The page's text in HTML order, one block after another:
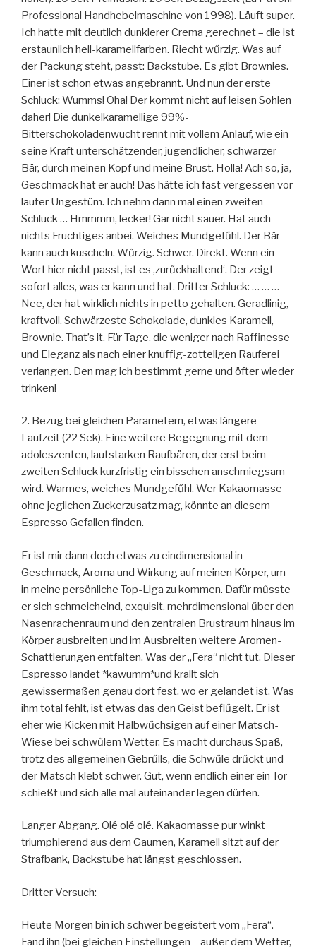
Professional Handhebelmaschine von 1998). Läuft super.
Ich hatte mit deutlich dunklerer Crema gerechnet – die ist
erstaunlich hell-karamellfarben. Riecht wűrzig. Was auf
der Packung steht, passt: Backstube. Es gibt Brownies.
Einer ist schon etwas angebrannt. Und nun der erste
Schluck: Wumms! Oha! Der kommt nicht auf leisen Sohlen
daher! Die dunkelkaramellige 99%-
Bitterschokoladenwucht rennt mit vollem Anlauf, wie ein
seine Kraft unterschätzender, jugendlicher, schwarzer
Bär, durch meinen Kopf und meine Brust. Holla! Ach so, ja,
Geschmack hat er auch! Das hätte ich fast vergessen vor
lauter Ungestüm. Ich nehm dann mal einen zweiten
Schluck … Hmmmm, lecker! Gar nicht sauer. Hat auch
nichts Fruchtiges anbei. Weiches Mundgefűhl. Der Bär
kann auch kuscheln. Wűrzig. Schwer. Direkt. Wenn ein
Wort hier nicht passt, ist es ‚zurűckhaltend‘. Der zeigt
sofort alles, was er kann und hat. Dritter Schluck: … … …
Nee, der hat wirklich nichts in petto gehalten. Geradlinig,
kraftvoll. Schwärzeste Schokolade, dunkles Karamell,
Brownie. That’s it. Für Tage, die weniger nach Raffinesse
und Eleganz als nach einer knuffig-zotteligen Rauferei
verlangen. Den mag ich bestimmt gerne und öfter wieder
trinken!
2. Bezug bei gleichen Parametern, etwas längere
Laufzeit (22 Sek). Eine weitere Begegnung mit dem
adoleszenten, lautstarken Raufbären, der erst beim
zweiten Schluck kurzfristig ein bisschen anschmiegsam
wird. Warmes, weiches Mundgefűhl. Wer Kakaomasse
ohne jeglichen Zuckerzusatz mag, könnte an diesem
Espresso Gefallen finden.
Er ist mir dann doch etwas zu eindimensional in
Geschmack, Aroma und Wirkung auf meinen Körper, um
in meine persönliche Top-Liga zu kommen. Dafür műsste
er sich schmeichelnd, exquisit, mehrdimensional űber den
Nasenrachenraum und den zentralen Brustraum hinaus im
Körper ausbreiten und im Ausbreiten weitere Aromen-
Schattierungen entfalten. Was der „Fera“ nicht tut. Dieser
Espresso landet *kawumm*und krallt sich
gewissermaßen genau dort fest, wo er gelandet ist. Was
ihm total fehlt, ist etwas das den Geist beflűgelt. Er ist
eher wie Kicken mit Halbwűchsigen auf einer Matsch-
Wiese bei schwűlem Wetter. Es macht durchaus Spaß,
trotz des allgemeinen Gebrűlls, die Schwűle drűckt und
der Matsch klebt schwer. Gut, wenn endlich einer ein Tor
schießt und sich alle mal aufeinander legen dürfen.
Langer Abgang. Olé olé olé. Kakaomasse pur winkt
triumphierend aus dem Gaumen, Karamell sitzt auf der
Strafbank, Backstube hat längst geschlossen.
Dritter Versuch:
Heute Morgen bin ich schwer begeistert vom „Fera“.
Fand ihn (bei gleichen Einstellungen – außer dem Wetter,